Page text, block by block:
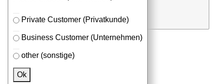
Private Customer (Privatkunde)
Business Customer (Unternehmen)
other (sonstige)
Ok
Stk. in Anfrageliste
Passendes Zubehör
Aluprofile